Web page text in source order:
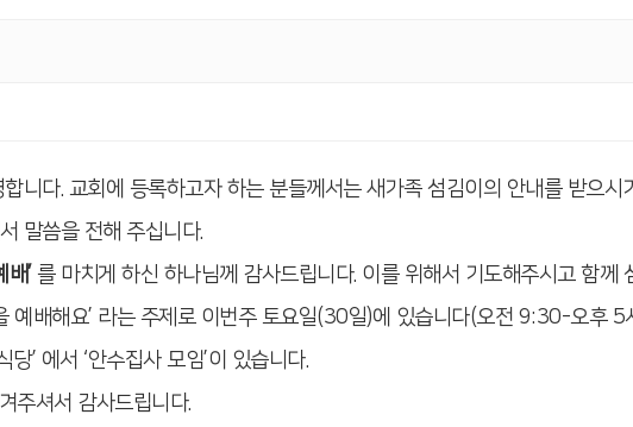
니다. 교회에 등록하고자 하는 분들께서는 새가족 섬김이의 안내를 받으시
말씀을 전해 주십니다.
’ 를 마치게 하신 하나님께 감사드립니다. 이를 위해서 기도해주시고 함께
예배해요’ 라는 주제로 이번주 토요일(30일)에 있습니다(오전 9:30-오후 5
’ 에서 ‘안수집사 모임’이 있습니다.
주셔서 감사드립니다.